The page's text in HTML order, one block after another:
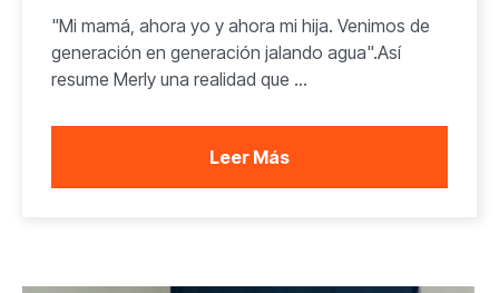
"Mi mamá, ahora yo y ahora mi hija. Venimos de
generación en generación jalando agua".Así
resume Merly una realidad que ...
Leer Más